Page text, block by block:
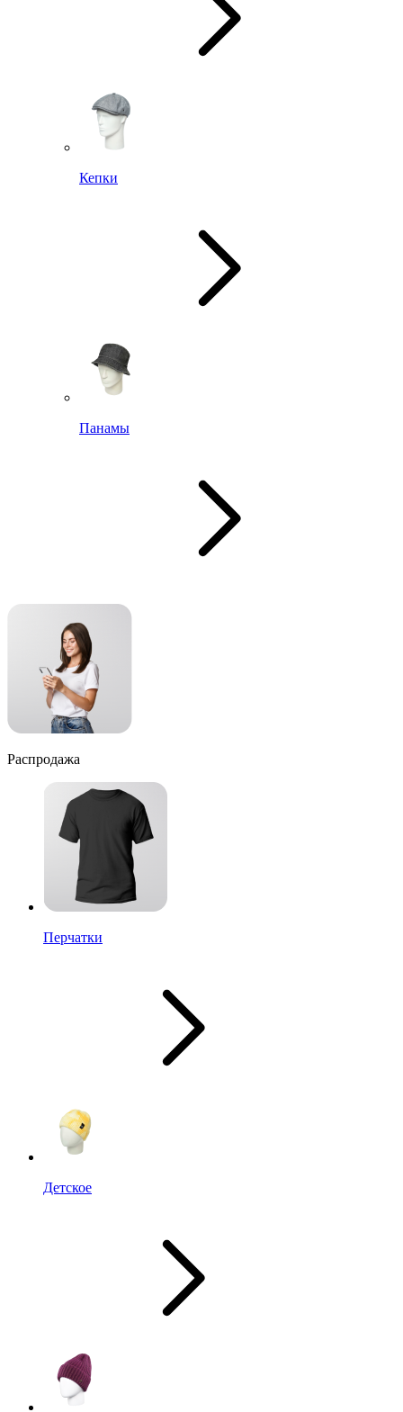
Кепки
Панамы
Распродажа
Перчатки
Детское